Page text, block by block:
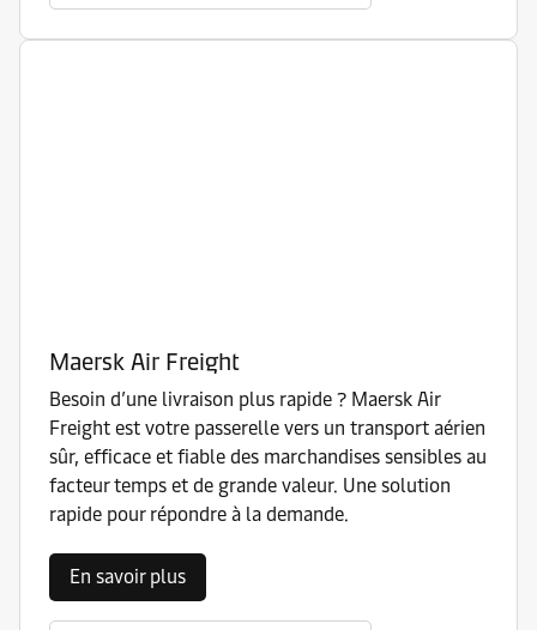
Maersk Air Freight
Besoin d’une livraison plus rapide ? Maersk Air
Freight est votre passerelle vers un transport aérien
sûr, efficace et fiable des marchandises sensibles au
facteur temps et de grande valeur. Une solution
rapide pour répondre à la demande.
En savoir plus